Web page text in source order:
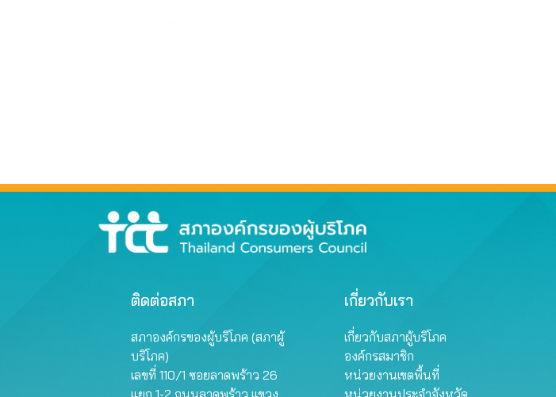
ติดต่อสภา
สภาองค์กรของผู้บริโภค (สภาผู้
บริโภค)
เลขที่ 110/1 ซอยลาดพร้าว 26
เกี่ยวกับเรา
เกี่ยวกับสภาผู้บริโภค
องค์กรสมาชิก
หน่วยงานเขตพื้นที่